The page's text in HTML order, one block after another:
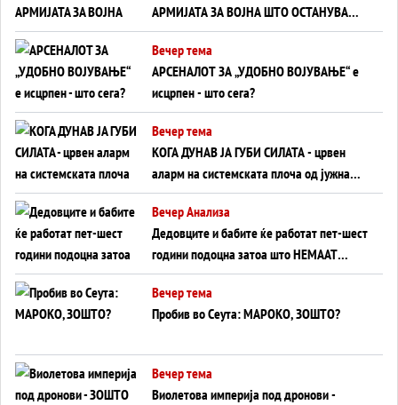
АРМИЈАТА ЗА ВОЈНА ШТО ОСТАНУВА
БЕЗ ФРОНТ
Вечер тема
АРСЕНАЛОТ ЗА „УДОБНО ВОЈУВАЊЕ“ е
исцрпен - што сега?
Вечер тема
КОГА ДУНАВ ЈА ГУБИ СИЛАТА - црвен
аларм на системската плоча од јужна
Германија до Црното Море...
Вечер Анализа
Дедовците и бабите ќе работат пет-шест
години подоцна затоа што НЕМААТ
ВНУЦИ ДА ГИ ЗАМЕНАТ
Вечер тема
Пробив во Сеута: МАРОКО, ЗОШТО?
Вечер тема
Виолетова империја под дронови -